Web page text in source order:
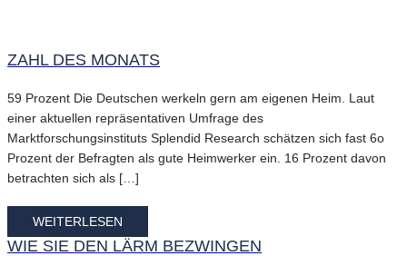
ZAHL DES MONATS
59 Prozent Die Deutschen werkeln gern am eigenen Heim. Laut
einer aktuellen repräsentativen Umfrage des
Marktforschungsinstituts Splendid Research schätzen sich fast 6o
Prozent der Befragten als gute Heimwerker ein. 16 Prozent davon
betrachten sich als […]
WEITERLESEN
WIE SIE DEN LÄRM BEZWINGEN